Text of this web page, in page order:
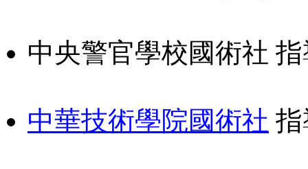
中央警官學校國術社
中華技術學院國術社